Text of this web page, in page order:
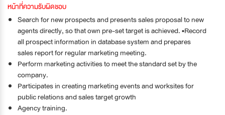
หน้าที่ความรับผิดชอบ
Search for new prospects and presents sales proposal to new
agents directly, so that own pre-set target is achieved. •Record
all prospect information in database system and prepares
sales report for regular marketing meeting.
Perform marketing activities to meet the standard set by the
company.
Participates in creating marketing events and worksites for
public relations and sales target growth
Agency training.